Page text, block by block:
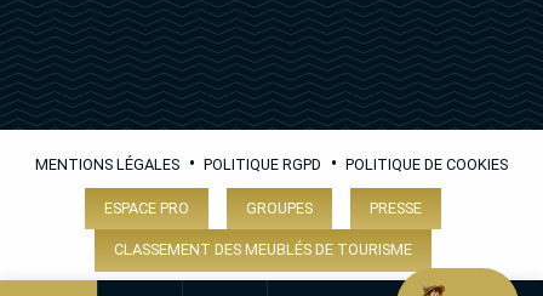
MENTIONS LÉGALES • POLITIQUE RGPD • POLITIQUE DE COOKIES
ESPACE PRO GROUPES PRESSE
CLASSEMENT DES MEUBLÉS DE TOURISME